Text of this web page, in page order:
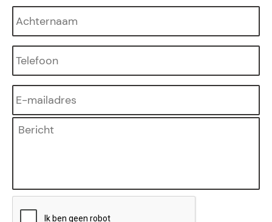
Achternaam *
Telefoon
E-
mailadres *
Bericht